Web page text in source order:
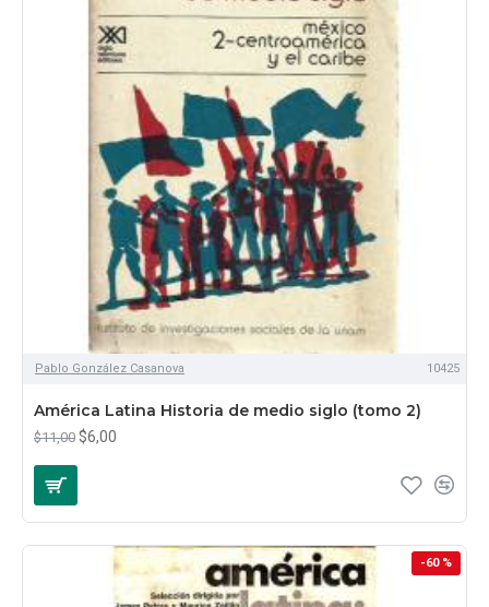
Pablo González Casanova 10425
América Latina Historia de medio siglo (tomo 2)
$11,00 $6,00
-60 %